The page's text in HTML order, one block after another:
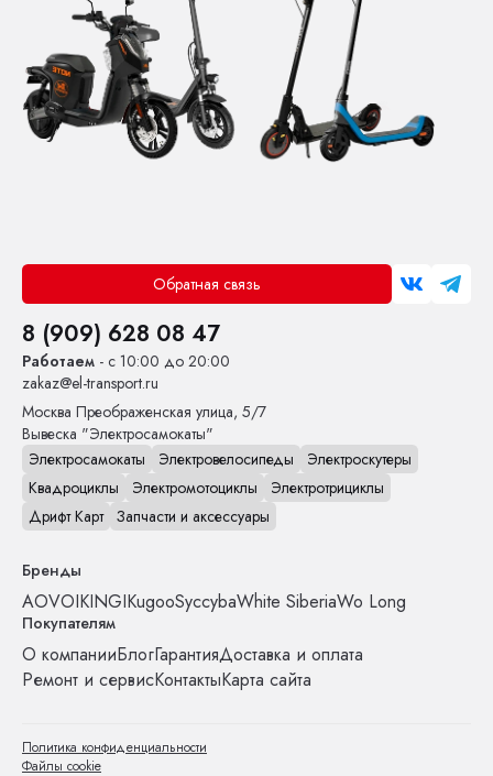
Обратная связь
8 (909) 628 08 47
Работаем - с 10:00 до 20:00
zakaz@el-transport.ru
Москва Преображенская улица, 5/7
Вывеска "Электросамокаты"
Электросамокаты
Электровелосипеды
Электроскутеры
Квадроциклы
Электромотоциклы
Электротрициклы
Дрифт Карт Запчасти и аксессуары
Бренды
AOVOIKINGIKugooSyccybaWhite SiberiaWo Long
Покупателям
О компанииБлогГарантияДоставка и оплата
Ремонт и сервисКонтактыКарта сайта
Политика конфиденциальности
Файлы cookie